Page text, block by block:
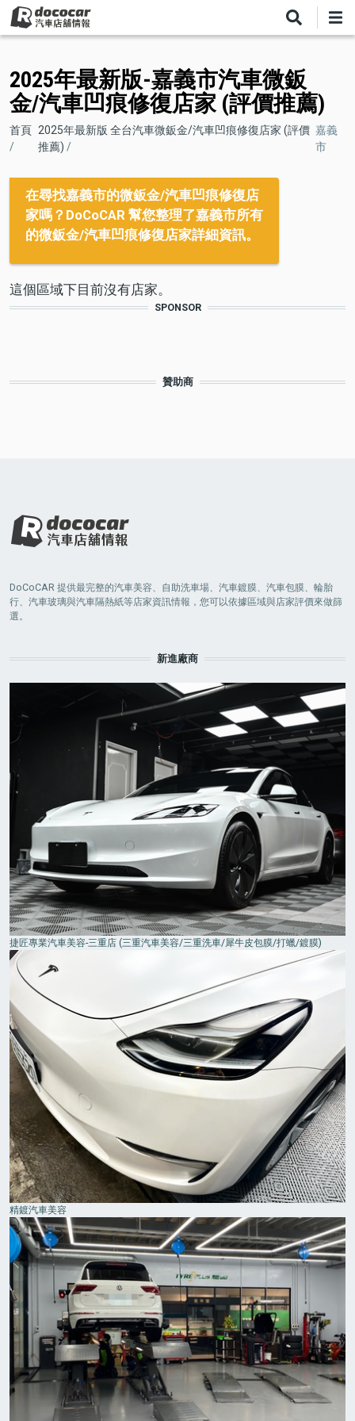
移
至
內
容2025年最新版-嘉義市汽車微鈑
金/汽車凹痕修復店家 (評價推薦)
導
航
連
結
首頁 2025年最新版 全台汽車微鈑金/汽車凹痕修復店家 (評價
推薦)
嘉義
市
在尋找嘉義市的微鈑金/汽車凹痕修復店
家嗎？DoCoCAR 幫您整理了嘉義市所有
的微鈑金/汽車凹痕修復店家詳細資訊。
這個區域下目前沒有店家。
SPONSOR
贊助商
DoCoCAR 提供最完整的汽車美容、自助洗車場、汽車鍍膜、汽車包膜、輪胎
行、汽車玻璃與汽車隔熱紙等店家資訊情報，您可以依據區域與店家評價來做篩
選。
新進廠商
捷匠專業汽車美容-三重店 (三重汽車美容/三重洗車/犀牛皮包膜/打蠟/鍍膜)
精鍍汽車美容